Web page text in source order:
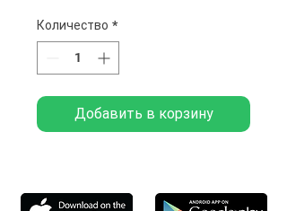
Количество *
Добавить в корзину